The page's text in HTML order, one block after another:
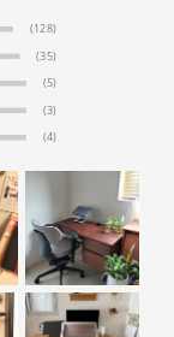
(128)
(35)
(5)
(3)
(4)